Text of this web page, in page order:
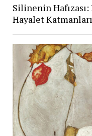
Silinenin
Hayalet Katmanları